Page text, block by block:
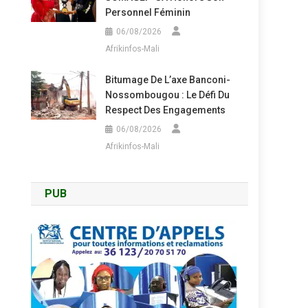
Personnel Féminin
06/08/2026
Afrikinfos-Mali
Bitumage De L’axe Banconi-
Nossombougou : Le Défi Du
Respect Des Engagements
06/08/2026
Afrikinfos-Mali
PUB